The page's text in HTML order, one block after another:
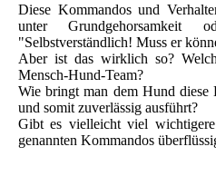
Diese Kommandos und
unter
"Selbstverständlich! Muss er
Aber ist das wirklich so?
Mensch-Hund-Team?
Wie bringt man dem Hund diese
und somit zuverlässig ausführt?
Gibt es vielleicht viel
genannten Kommandos